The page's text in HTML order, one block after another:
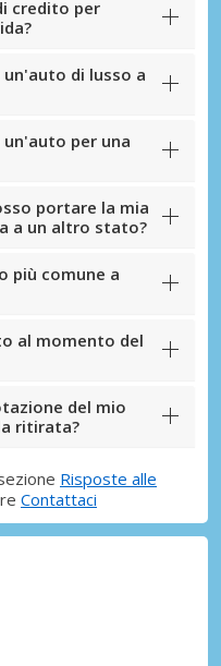
credito per
di lusso a
per una
portare la mia
a un altro stato?
più comune a
al momento del
del mio
ritirata?
Risposte alle
Contattaci